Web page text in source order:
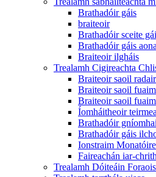
Brathadóir gáis
braiteoir
Brathadóir sceite
Brathadóir gáis
Braiteoir ilgháis
Trealamh Cigireachta
Braiteoir saoil radair
Braiteoir saoil
Braiteoir saoil
Íomháitheoir
Brathadóir
Brathadóir gáis
Ionstraim
Faireachán iar-
Trealamh Dóiteáin